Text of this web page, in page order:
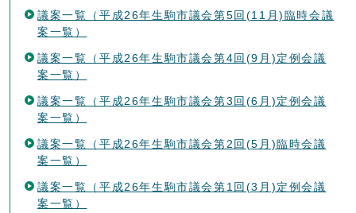
議案一覧（平成26年生駒市議会第5回(11月)臨時会議
案一覧）
議案一覧（平成26年生駒市議会第4回(9月)定例会議
案一覧）
議案一覧（平成26年生駒市議会第3回(6月)定例会議
案一覧）
議案一覧（平成26年生駒市議会第2回(5月)臨時会議
案一覧）
議案一覧（平成26年生駒市議会第1回(3月)定例会議
案一覧）